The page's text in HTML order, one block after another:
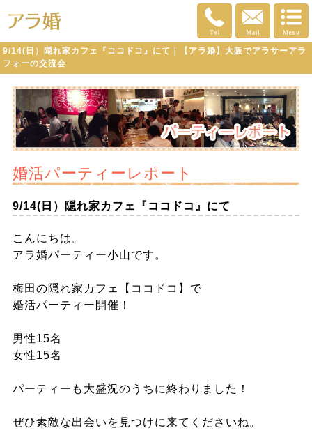
9/14(日）隠れ家カフェ『ココドコ』にて｜【アラ婚】大阪でアラサーアラ
フォーの交流会
婚活パーティーレポート
9/14(日）隠れ家カフェ『ココドコ』にて
こんにちは。
アラ婚パーティー小山です。
梅田の隠れ家カフェ【ココドコ】で
婚活パーティー開催！
男性15名
女性15名
パーティーも大盛況のうちに終わりました！
ぜひ素敵な出会いを見つけに来てくださいね。